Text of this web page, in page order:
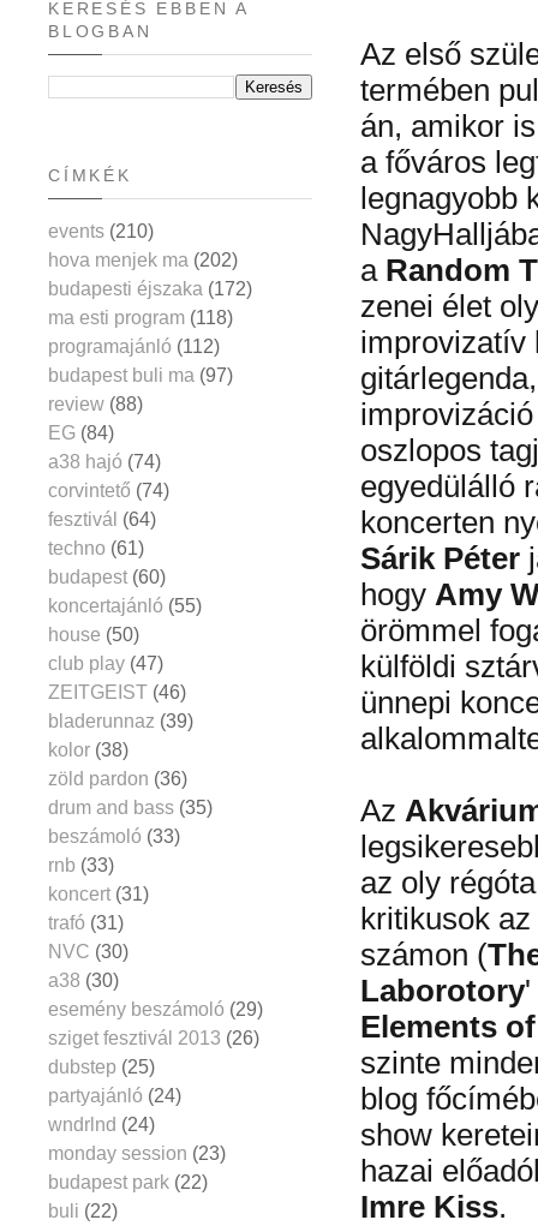
Az első
termében
án, amikor
a főváros
legnagyobb
aRandom
zenei élet
improvizatív
oszlopos
egyedülálló
koncerten
Sárik Péter
hogy Amy
örömmel
külföldi
ünnepi
Az
az oly
kritikusok
számon (
Laborotory'
Elements
szinte
blog
show
hazai
Imre Kiss.
KERESÉS EBBEN A
BLOGBAN
CÍMKÉK
events (210)
hova menjek ma (202)
budapesti éjszaka (172)
ma esti program (118)
programajánló (112)
budapest buli ma (97)
review (88)
EG (84)
a38 hajó (74)
corvintető (74)
fesztivál (64)
techno (61)
budapest (60)
koncertajánló (55)
house (50)
club play (47)
ZEITGEIST (46)
bladerunnaz (39)
kolor (38)
zöld pardon (36)
drum and bass (35)
beszámoló (33)
rnb (33)
koncert (31)
trafó (31)
NVC (30)
a38 (30)
esemény beszámoló (29)
sziget fesztivál 2013 (26)
dubstep (25)
partyajánló (24)
wndrlnd (24)
monday session (23)
budapest park (22)
buli (22)